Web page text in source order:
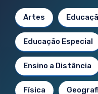
Artes
Educação Especial
Ensino a Distância
Física